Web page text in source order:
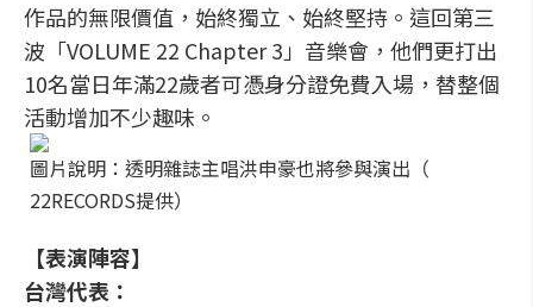
作品的無限價值，始終獨立、始終堅持。這回第三
波「VOLUME 22 Chapter 3」音樂會，他們更打出
10名當日年滿22歲者可憑身分證免費入場，替整個
活動增加不少趣味。
圖片說明：透明雜誌主唱洪申豪也將參與演出（
22RECORDS提供）
【表演陣容】
台灣代表：